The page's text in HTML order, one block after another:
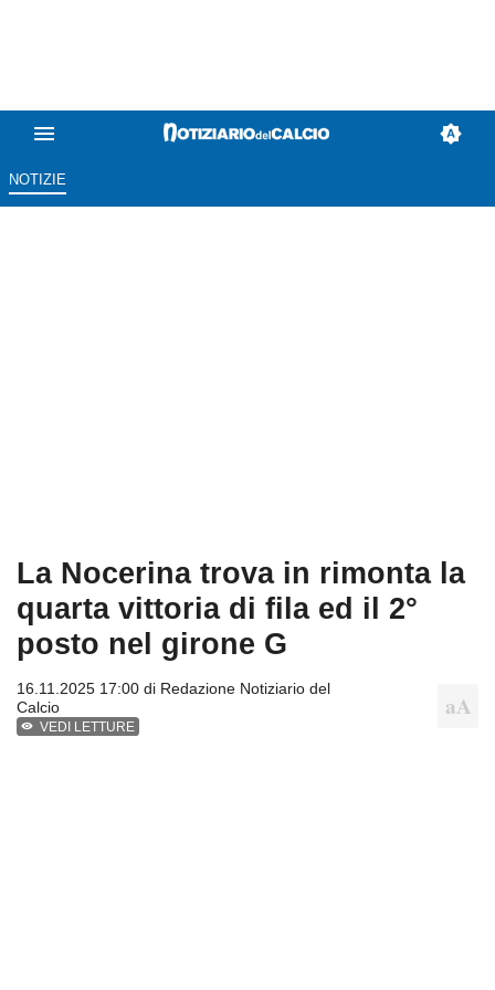
NOTIZIE
La Nocerina trova in rimonta la
quarta vittoria di fila ed il 2°
posto nel girone G
16.11.2025 17:00 di Redazione Notiziario del
Calcio
VEDI LETTURE